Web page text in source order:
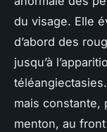
du visage. Elle
d’abord des
jusqu’à
mais constante,
menton, au